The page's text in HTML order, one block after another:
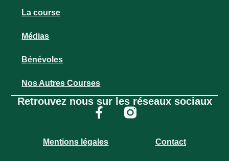
La course
Médias
Bénévoles
Nos Autres Courses
Retrouvez nous sur les réseaux sociaux
Mentions légales Contact